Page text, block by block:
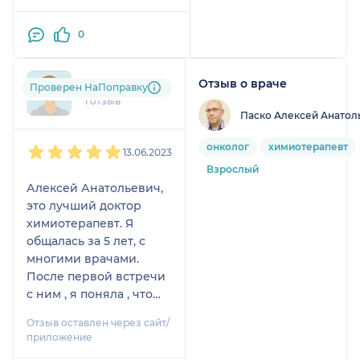
которыми я общалась
последние 7 месяцев
доктором медицинских
наук), Алексей
Анатольевич
всех своей
вежливостью и
фокусом на пациенте и
его задачах. Пожалуй,
только у него я
получила
максимальную
информацию о своём
смогу и в дальнейшем
консультироваться у
0
spb....@....ru
1 отзыв
Проверен НаПоправку
13.06.2023
Алексей Анатольевич,
это лучший доктор
химиотерапевт. Я
общалась за 5 лет, с
многими врачами.
После первой встречи
с ним , я поняла , что
лечение в их клинике.
И ни разу не пожалела,
Отзыв оставлен через сайт/
приложение
Отзыв о враче
Паско Алексей
онколог
химиотерапевт
Взрослый